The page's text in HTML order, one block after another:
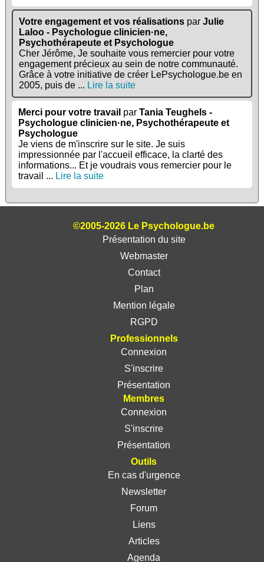
Votre engagement et vos réalisations parJulie
Laloo - Psychologue clinicien·ne,
Psychothérapeute et Psychologue
Cher Jérôme, Je souhaite vous remercier pour votre
engagement précieux au sein de notre communauté.
Grâce à votre initiative de créer LePsychologue.be en
2005, puis de ... Lire la suite
Merci pour votre travail parTania Teughels -
Psychologue clinicien·ne, Psychothérapeute et
Psychologue
Je viens de m'inscrire sur le site. Je suis
impressionnée par l'accueil efficace, la clarté des
informations... Et je voudrais vous remercier pour le
travail ... Lire la suite
©2005-2026 Le Psychologue.be
Présentation du site
Webmaster
Contact
Plan
Mention légale
RGPD
Professionnels
Connexion
S'inscrire
Présentation
Membres
Connexion
S'inscrire
Présentation
Outils
En cas d'urgence
Newsletter
Forum
Liens
Articles
Agenda